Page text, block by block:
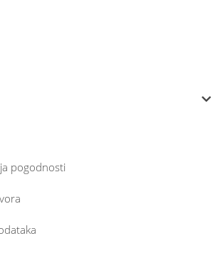
pogodnosti